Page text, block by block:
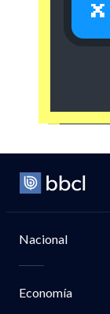
x
Nacional
Economía